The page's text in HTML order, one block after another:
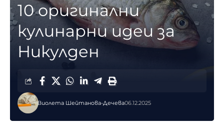
10 оригинални
кулинарни идеи за
Никулден
Виолета Шейтанова-Дечева06.12.2025